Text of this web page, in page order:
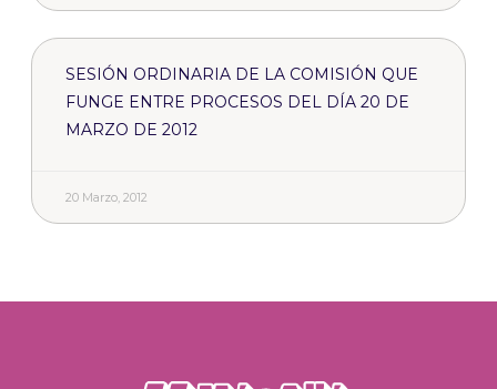
SESIÓN ORDINARIA DE LA COMISIÓN QUE
FUNGE ENTRE PROCESOS DEL DÍA 20 DE
MARZO DE 2012
20 Marzo, 2012